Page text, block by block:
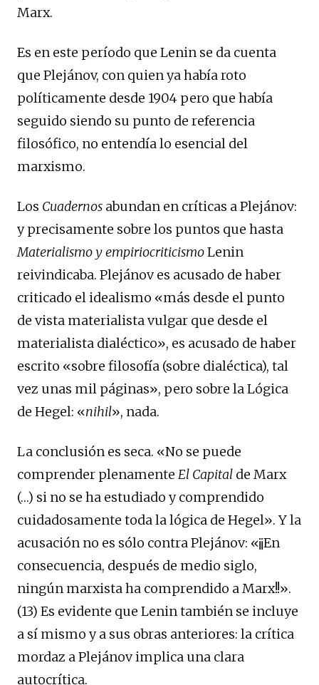
Marx.
Es en este período que Lenin se da cuenta
que Plejánov, con quien ya había roto
políticamente desde 1904 pero que había
seguido siendo su punto de referencia
filosófico, no entendía lo esencial del
marxismo.
Los Cuadernos abundan en críticas a Plejánov:
y precisamente sobre los puntos que hasta
Materialismo y empiriocriticismoLenin
reivindicaba. Plejánov es acusado de haber
criticado el idealismo «más desde el punto
de vista materialista vulgar que desde el
materialista dialéctico», es acusado de haber
escrito «sobre filosofía (sobre dialéctica), tal
vez unas mil páginas», pero sobre la Lógica
de Hegel: «nihil», nada.
La conclusión es seca. «No se puede
comprender plenamente El Capital de Marx
(…) si no se ha estudiado y comprendido
cuidadosamente toda la lógica de Hegel». Y la
acusación no es sólo contra Plejánov: «¡¡En
consecuencia, después de medio siglo,
ningún marxista ha comprendido a Marx!!».
(13) Es evidente que Lenin también se incluye
a sí mismo y a sus obras anteriores: la crítica
mordaz a Plejánov implica una clara
autocrítica.